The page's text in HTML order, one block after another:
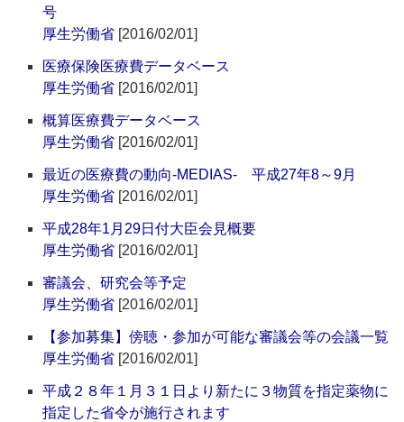
号
厚生労働省 [2016/02/01]
医療保険医療費データベース
厚生労働省 [2016/02/01]
概算医療費データベース
厚生労働省 [2016/02/01]
最近の医療費の動向-MEDIAS- 平成27年8～9月
厚生労働省 [2016/02/01]
平成28年1月29日付大臣会見概要
厚生労働省 [2016/02/01]
審議会、研究会等予定
厚生労働省 [2016/02/01]
【参加募集】傍聴・参加が可能な審議会等の会議一覧
厚生労働省 [2016/02/01]
平成２８年１月３１日より新たに３物質を指定薬物に
指定した省令が施行されます